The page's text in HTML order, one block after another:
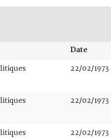
Date
22/02/1973
22/02/1973
22/02/1973